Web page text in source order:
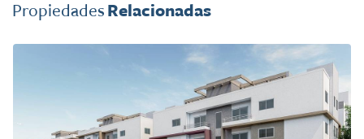
Propiedades Relacionadas